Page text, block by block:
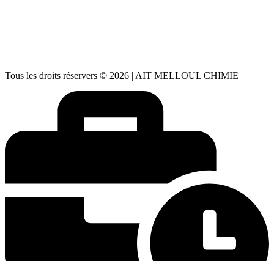
Tous les droits réservers © 2026 | AIT MELLOUL CHIMIE